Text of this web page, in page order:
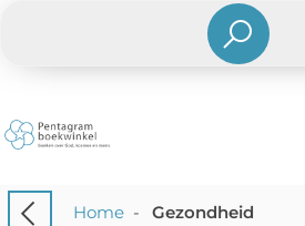
Home- Gezondheid